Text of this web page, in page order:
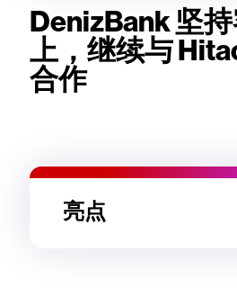
DenizBank 坚
上，继续与
合作
亮点